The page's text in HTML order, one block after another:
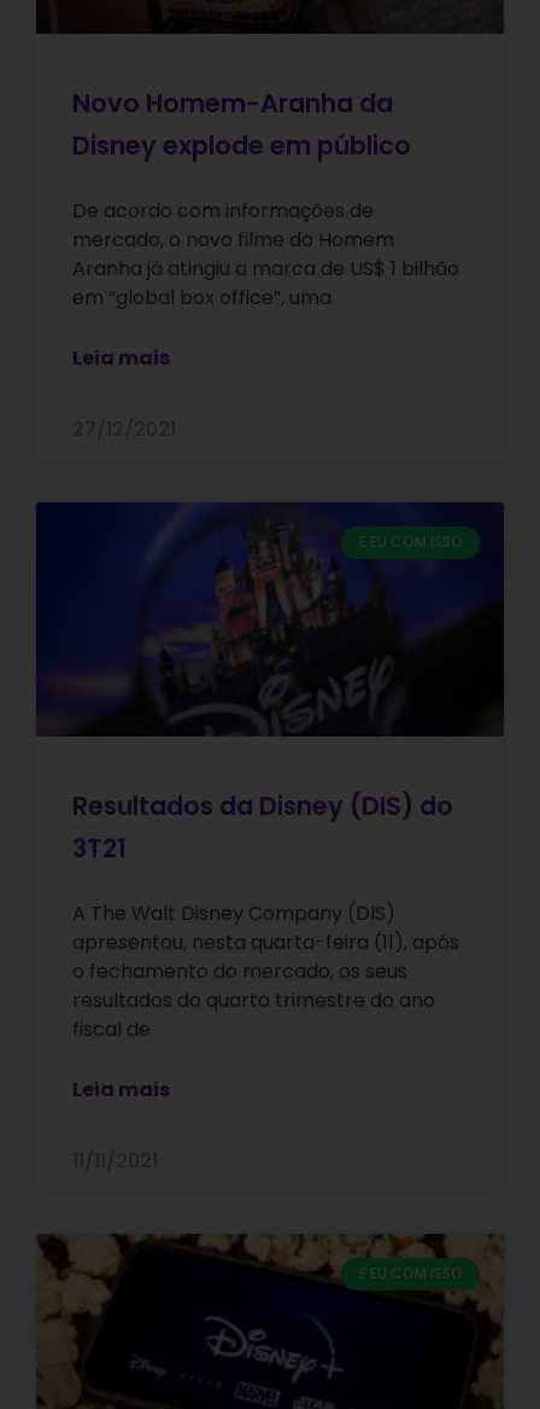
Novo Homem-Aranha da
Disney explode em público
De acordo com informações de
mercado, o novo filme do Homem
Aranha já atingiu a marca de US$ 1 bilhão
em “global box office”, uma
Leia mais
E EU COM ISSO
Resultados da Disney (DIS) do
3T21
A The Walt Disney Company (DIS)
apresentou, nesta quarta-feira (11), após
o fechamento do mercado, os seus
resultados do quarto trimestre do ano
fiscal de
Leia mais
E EU COM ISSO